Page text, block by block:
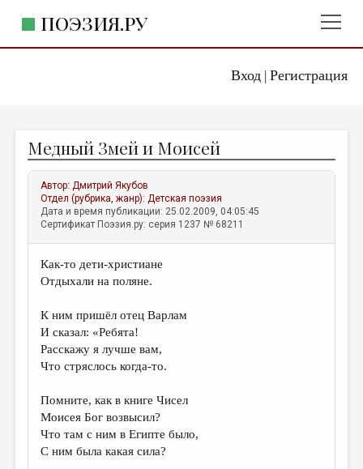
Вход| Регистрация
ПОЭЗИЯ.РУ
ЖАНРЫ
АВТОРЫ
КОММЕНТАРИИ
ЛИТСАЛОН
НОВОСТИ
ОТДЕЛЫ И РУБРИКИ
ИЗБРАННОЕ
ПРОИЗВЕДЕНИЯ
ПЕРЕВОДЫ
Медный Змей и Моисей
Автор:Дмитрий Якубов
Отдел (рубрика, жанр):Детская поэзия
Дата и время публикации: 25.02.2009, 04:05:45
Сертификат Поэзия.ру: серия 1237 № 68211
Как-то дети-христиане
Отдыхали на поляне.
К ним пришёл отец Варлам
И сказал: «Ребята!
Расскажу я лучше вам,
Что стряслось когда-то.
Помните, как в книге Чисел
Моисея Бог возвысил?
Что там с ним в Египте было,
С ним была какая сила?